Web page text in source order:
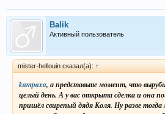
Balik
Активный пользователь
mister-hellouin сказал(а): ↑
kampaxa, а представьте момент, что
целый день. А у вас открыта сделка и она
пришёл свирепый дядя Коля. Ну разве